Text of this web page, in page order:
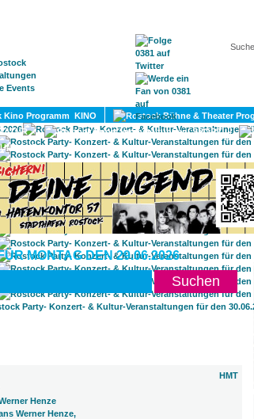
KONTAKT
KINO
SPORT
MONTAG DEN 29.06.2026
HMT